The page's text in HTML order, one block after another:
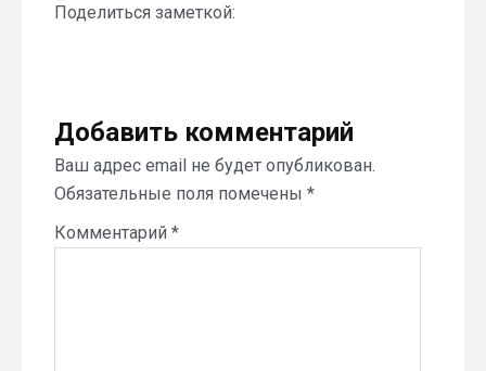
Поделиться заметкой:
Добавить комментарий
Ваш адрес email не будет опубликован.
Обязательные поля помечены *
Комментарий *